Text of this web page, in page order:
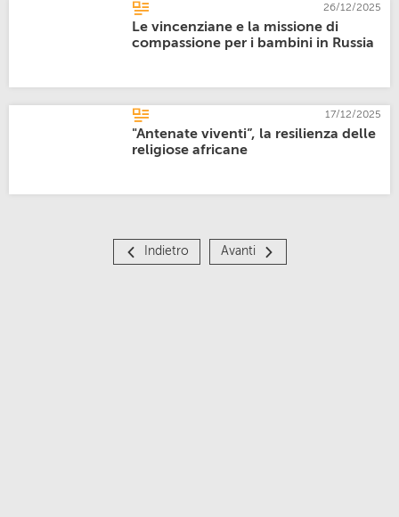
26/12/2025
Le vincenziane e la missione di
compassione per i bambini in Russia
17/12/2025
"Antenate viventi”, la resilienza delle
religiose africane
Indietro Avanti